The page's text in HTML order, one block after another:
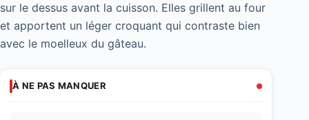
sur le dessus avant la cuisson. Elles grillent au four
et apportent un léger croquant qui contraste bien
avec le moelleux du gâteau.
À NE PAS MANQUER